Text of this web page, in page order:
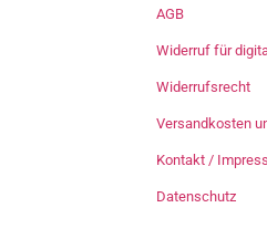
AGB
Widerruf für
Widerrufsrecht
Versandkosten
Kontakt /
Datenschutz